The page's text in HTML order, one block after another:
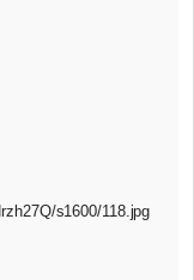
s1600/118.jpg